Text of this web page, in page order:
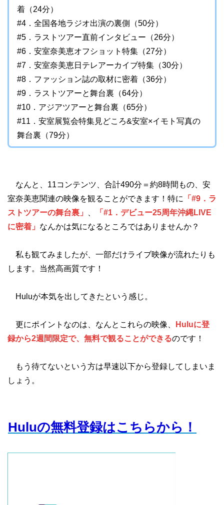
着（24分）
#4．全国各地ラジオ出演の裏側（50分）
#5．ラストツアー直前インタビュー（26分）
#6．安室奈美恵オフショット特集（27分）
#7．安室奈美恵日テレアーカイブ特集（30分）
#8．ファッション誌の取材に密着（36分）
#9．ラストツアーと舞台裏（64分）
#10．アジアツアーと舞台裏（65分）
#11．安室展覧会特集見どころ&安室×イモト写真の
舞台裏（79分）
なんと、11コンテンツ、合計490分＝約8時間もの、安
室奈美恵関連の映像を観ることができます！特に
「#9．ラ
ストツアーの舞台裏」
「#1．デビュー25周年沖縄LIVE
に密着」 なんかは気になるところではありませんか？
私も観てみましたが、一部だけライブ映像が流れたりも
します。当然高画質です！
Huluが本気を出してきたという感じ。
更にポイントなのは、なんとこれらの映像、
Huluに登
録から2週間限定で、無料で観ることができるのです！
もう待てないという方は早速以下から登録してしまいま
しょう。
Huluの無料登録はこちらから！